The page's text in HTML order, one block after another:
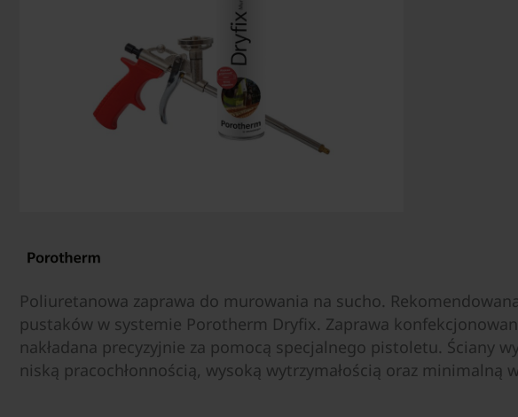
Poliuretanowa zaprawa do murowania na sucho.
pustaków w systemie Porotherm Dryfix. Zaprawa
nakładana precyzyjnie za pomocą specjalnego pistoletu. Ściany
niską pracochłonnością, wysoką wytrzymałością oraz minimalną